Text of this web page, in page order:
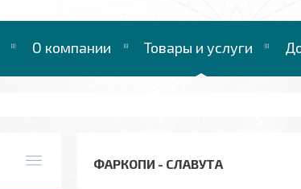
О компании Товары и услуги
ФАРКОПИ - СЛАВУТА